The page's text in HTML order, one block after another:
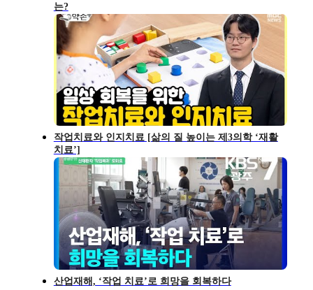
는?
작업치료와 인지치료 [삶의 질 높이는 제3의학 ‘재활
치료’]
산업재해, ‘작업 치료’로 희망을 회복하다